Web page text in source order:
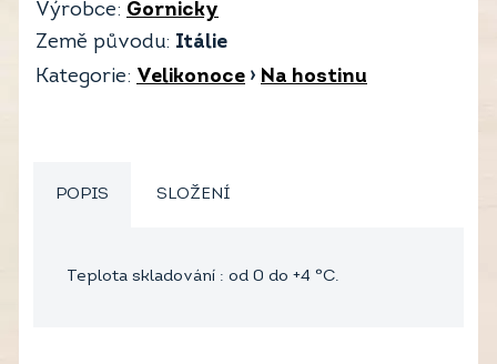
Výrobce: Gornicky
Země původu: Itálie
Kategorie: Velikonoce › Na hostinu
POPIS SLOŽENÍ
Teplota skladování : od 0 do +4 °C.